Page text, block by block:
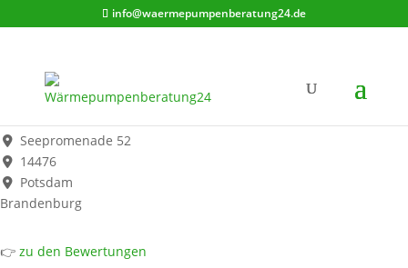
info@waermepumpenberatung24.de
Andreas Niemann
Werbung*
Seepromenade 52
14476
Potsdam
Brandenburg
👉 zu den Bewertungen